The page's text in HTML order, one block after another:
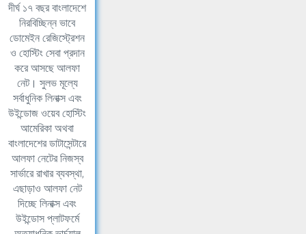
দীর্ঘ ১৭ বছর বাংলাদেশে
নিরবিচ্ছিন্ন ভাবে
ডোমেইন রেজিস্ট্রেশন
ও হোস্টিং সেবা প্রদান
করে আসছে আলফা
নেট। সুলভ মূল্যে
সর্বাধুনিক লিনাক্স এবং
উইন্ডোজ ওয়েব হোস্টিং
আমেরিকা অথবা
বাংলাদেশের ডাটাসেন্টারে
আলফা নেটের নিজস্ব
সার্ভারে রাখার ব্যবস্থা,
এছাড়াও আলফা নেট
দিচ্ছে লিনাক্স এবং
উইন্ডোস প্লাটফর্মে